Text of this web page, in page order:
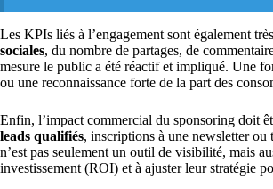
Les KPIs liés à l’engagement sont également
sociales, du nombre de partages, de
mesure le public a été réactif et impliqué. Une
ou une reconnaissance forte de la part des
Enfin, l’impact commercial du sponsoring doit
leads qualifiés, inscriptions à une newsletter ou
n’est pas seulement un outil de visibilité, mais
investissement (ROI) et à ajuster leur stratégie